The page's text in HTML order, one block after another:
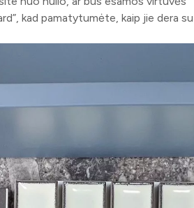
kad pamatytumėte, kaip jie dera su